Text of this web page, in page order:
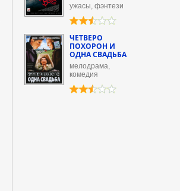
ужасы, фэнтези
ЧЕТВЕРО
ПОХОРОН И
ОДНА СВАДЬБА
мелодрама,
комедия